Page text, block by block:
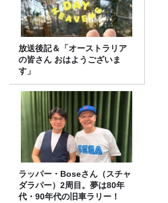
放送後記＆「オーストラリア
の皆さん おはようございま
す」
ラッパー・Boseさん（スチャ
ダラパー）2周目。夢は80年
代・90年代の旧車ラリー！